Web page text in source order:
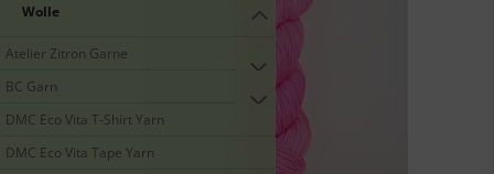
Wolle
Atelier Zitron Garne
BC Garn
DMC Eco Vita T-Shirt Yarn
DMC Eco Vita Tape Yarn